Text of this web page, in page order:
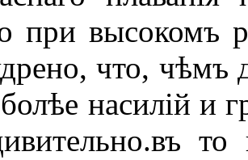
при высокомъ
что, чѣмъ
насилій и